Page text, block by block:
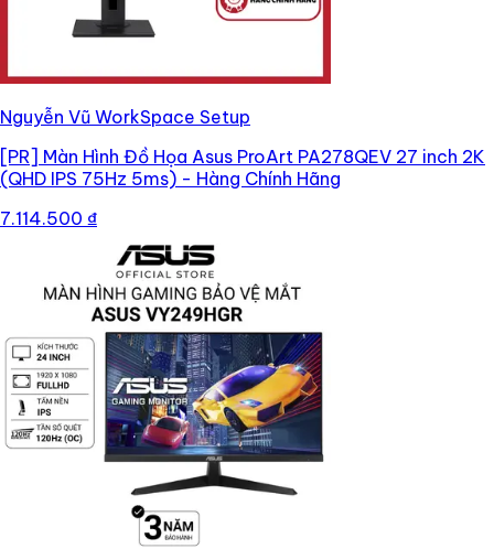
Nguyễn Vũ WorkSpace Setup
[PR] Màn Hình Đồ Họa Asus ProArt PA278QEV 27 inch 2K
(QHD IPS 75Hz 5ms) - Hàng Chính Hãng
7.114.500 ₫